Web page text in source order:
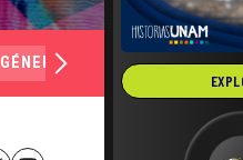
GÉNERO Y SEXUALIDAD